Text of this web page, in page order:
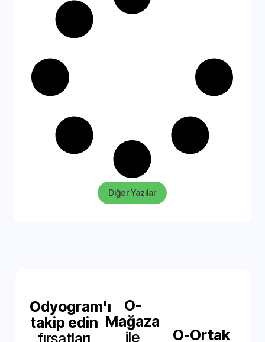
Diğer Yazılar
Odyogram'ı
takip edin
fırsatları
O-
Mağaza
ile
O-Ortak